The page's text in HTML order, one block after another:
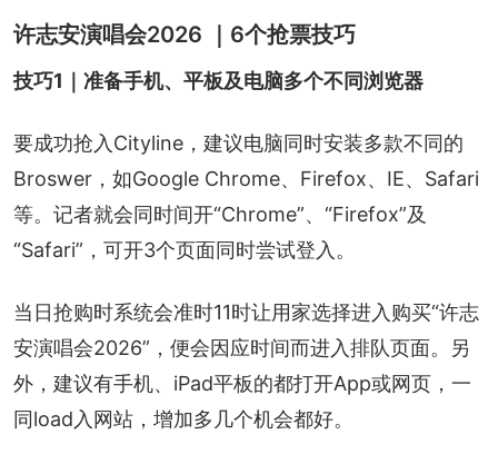
许志安演唱会2026 ｜6个抢票技巧
技巧1｜准备手机、平板及电脑多个不同浏览器
要成功抢入Cityline，建议电脑同时安装多款不同的
Broswer，如Google Chrome、Firefox、IE、Safari
等。记者就会同时间开“Chrome”、“Firefox”及
“Safari”，可开3个页面同时尝试登入。
当日抢购时系统会准时11时让用家选择进入购买“许志
安演唱会2026”，便会因应时间而进入排队页面。另
外，建议有手机、iPad平板的都打开App或网页，一
同load入网站，增加多几个机会都好。